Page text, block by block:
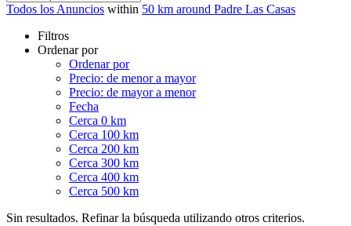
Todos los Anuncios within 50 km around Padre Las Casas
Filtros
Ordenar por
Ordenar por
Precio: de menor a mayor
Precio: de mayor a menor
Fecha
Cerca 0 km
Cerca 100 km
Cerca 200 km
Cerca 300 km
Cerca 400 km
Cerca 500 km
Sin resultados. Refinar la búsqueda utilizando otros criterios.